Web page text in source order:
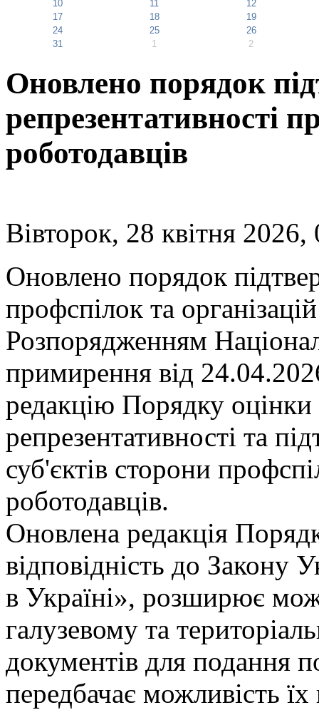
10
11
12
17
18
19
24
25
26
31
1 2
Оновлено порядок
репрезентативності
роботодавців
Вівторок, 28 квітня
Оновлено порядок
профспілок та
Розпорядженням
примирення від
редакцію Порядку оцінки
репрезентативності та
суб'єктів сторони
роботодавців.
Оновлена редакція
відповідність до Закону
в Україні», розширює
галузевому та
документів для подання
передбачає можливість